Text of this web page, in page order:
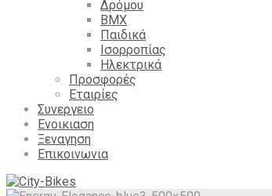
Δρόμου
BMX
Παιδικά
Ισορροπίας
Ηλεκτρικά
Προσφορές
Εταιρίες
Συνεργειο
Ενοικιαση
Ξεναγηση
Επικοινωνια